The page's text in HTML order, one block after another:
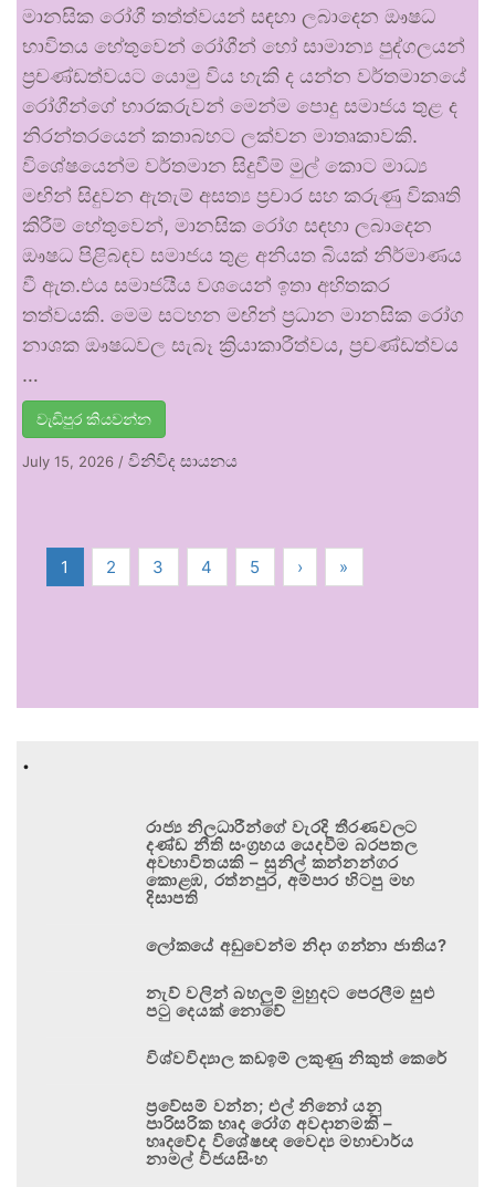
මානසික රෝගී තත්ත්වයන් සඳහා ලබාදෙන ඖෂධ
භාවිතය හේතුවෙන් රෝගීන් හෝ සාමාන්‍ය පුද්ගලයන්
ප්‍රචණ්ඩත්වයට යොමු විය හැකි ද යන්න වර්තමානයේ
රෝගීන්ගේ භාරකරුවන් මෙන්ම පොදු සමාජය තුළ ද
නිරන්තරයෙන් කතාබහට ලක්වන මාතෘකාවකි.
විශේෂයෙන්ම වර්තමාන සිදුවීම් මුල් කොට මාධ්‍ය
මඟින් සිදුවන ඇතැම් අසත්‍ය ප්‍රචාර සහ කරුණු විකෘති
කිරීම් හේතුවෙන්, මානසික රෝග සඳහා ලබාදෙන
ඖෂධ පිළිබඳව සමාජය තුළ අනියත බියක් නිර්මාණය
වී ඇත.එය සමාජයීය වශයෙන් ඉතා අහිතකර
තත්වයකි. මෙම සටහන මඟින් ප්‍රධාන මානසික රෝග
නාශක ඖෂධවල සැබෑ ක්‍රියාකාරීත්වය, ප්‍රචණ්ඩත්වය
…
වැඩිපුර කියවන්න
July 15, 2026 / විනිවිද සායනය
1 2 3 4 5 › »
.
රාජ්‍ය නිලධාරීන්ගේ වැරදි තීරණවලට
දණ්ඩ නීති සංග්‍රහය යෙදවීම බරපතල
අවභාවිතයකි – සුනිල් කන්නන්ගර
කොළඹ, රත්නපුර, අම්පාර හිටපු මහ
දිසාපති
ලෝකයේ අඩුවෙන්ම නිදා ගන්නා ජාතිය?
නැව් වලින් බහලුම් මුහුදට පෙරලීම සුළු
පටු දෙයක් නොවේ
විශ්වවිද්‍යාල කඩඉම් ලකුණු නිකුත් කෙරේ
ප්‍රවේසම් වන්න; එල් නිනෝ යනු
පාරිසරික හෘද රෝග අවදානමකි –
හෘදවේද විශේෂඥ වෛද්‍ය මහාචාර්ය
නාමල් විජයසිංහ